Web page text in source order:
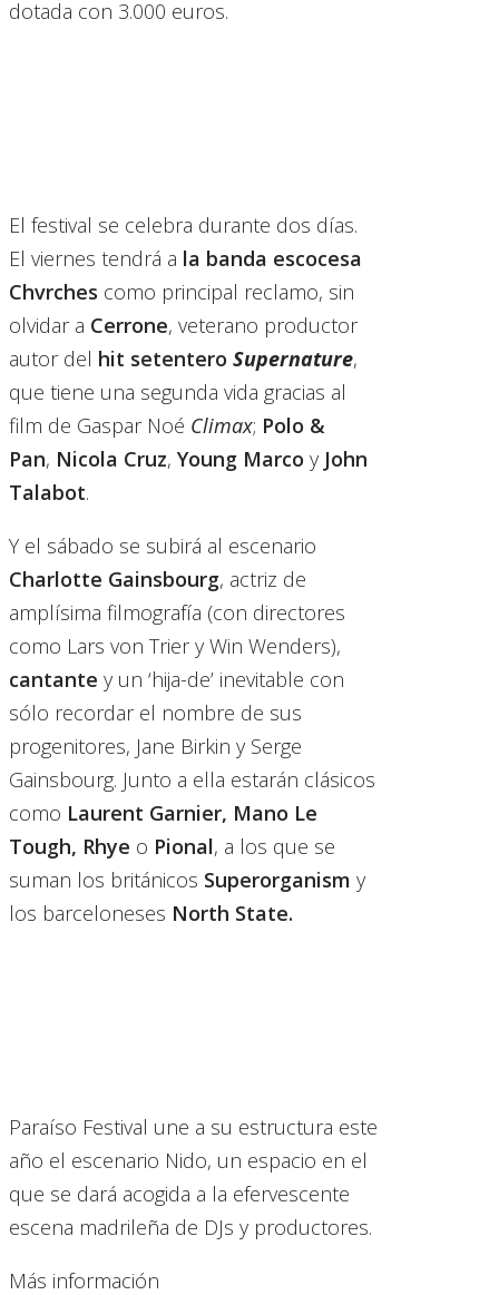
dotada con 3.000 euros.
El festival se celebra durante dos días.
El viernes tendrá a la banda escocesa
Chvrches como principal reclamo, sin
olvidar a Cerrone, veterano productor
autor del hit setentero Supernature,
que tiene una segunda vida gracias al
film de Gaspar Noé Climax; Polo &
Pan, Nicola Cruz, Young Marco y John
Talabot.
Y el sábado se subirá al escenario
Charlotte Gainsbourg, actriz de
amplísima filmografía (con directores
como Lars von Trier y Win Wenders),
cantante y un ‘hija-de’ inevitable con
sólo recordar el nombre de sus
progenitores, Jane Birkin y Serge
Gainsbourg. Junto a ella estarán clásicos
como Laurent Garnier, Mano Le
Tough, Rhye o Pional, a los que se
suman los británicos Superorganism y
los barceloneses North State.
Paraíso Festival une a su estructura este
año el escenario Nido, un espacio en el
que se dará acogida a la efervescente
escena madrileña de DJs y productores.
Más información